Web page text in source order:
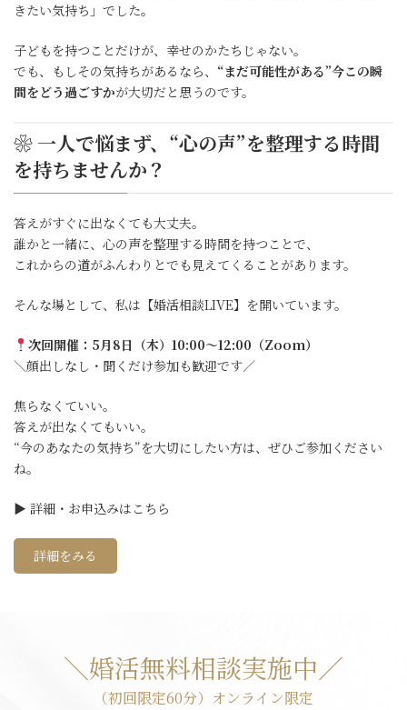
きたい気持ち」でした。
子どもを持つことだけが、幸せのかたちじゃない。
でも、もしその気持ちがあるなら、 “まだ可能性がある”今この瞬
間をどう過ごすかが大切だと思うのです。
❀ 一人で悩まず、“心の声”を整理する時間
を持ちませんか？
答えがすぐに出なくても大丈夫。
誰かと一緒に、心の声を整理する時間を持つことで、
これからの道がふんわりとでも見えてくることがあります。
そんな場として、私は【婚活相談LIVE】を開いています。
次回開催：5月8日（木）10:00〜12:00（Zoom）
＼顔出しなし・聞くだけ参加も歓迎です／
焦らなくていい。
答えが出なくてもいい。
“今のあなたの気持ち”を大切にしたい方は、ぜひご参加ください
ね。
▶︎ 詳細・お申込みはこちら
詳細をみる
＼婚活無料相談実施中／
（初回限定60分）オンライン限定